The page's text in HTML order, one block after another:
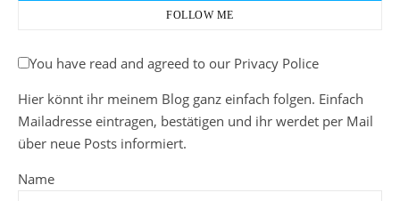
FOLLOW ME
You have read and agreed to our Privacy Police
Hier könnt ihr meinem Blog ganz einfach folgen. Einfach
Mailadresse eintragen, bestätigen und ihr werdet per Mail
über neue Posts informiert.
Name